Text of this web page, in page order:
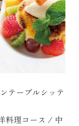
ーブルシッテ
料理コース / 中